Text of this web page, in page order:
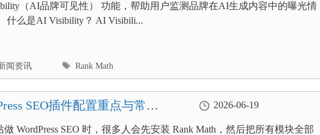
（AI品牌可见性） 功能，帮助用户监测品牌在AI生成内容中的曝光情
什么是AI Visibility？ AI Visibili...
闻资讯
标
签
Rank Math
SEO插件配置重点与常见
2026-06-19
做 WordPress SEO 时，很多人会先安装 Rank Math，然后把所有模块全部